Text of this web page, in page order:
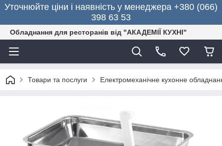
Уточнюйте ціни і наявність у менеджера +380 (066)
398 63 53
Обладнання для ресторанів від "АКАДЕМІЇ КУХНІ"
Товари та послуги Електромеханічне кухонне